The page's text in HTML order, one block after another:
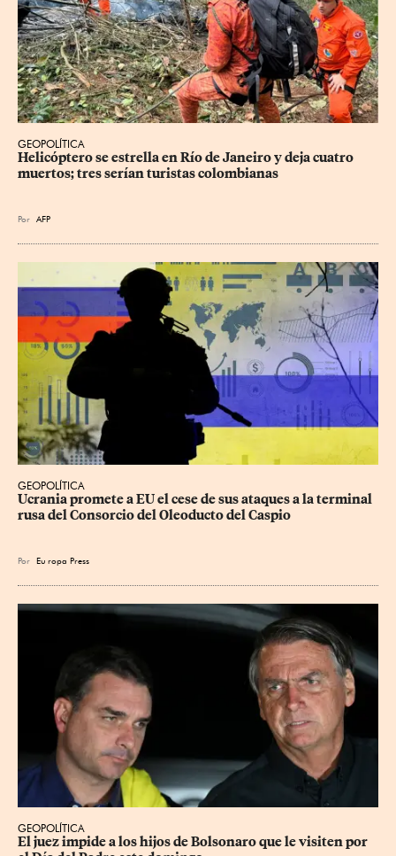
GEOPOLÍTICA
Helicóptero se estrella en Río de Janeiro y deja cuatro
muertos; tres serían turistas colombianas
Por AFP
GEOPOLÍTICA
Ucrania promete a EU el cese de sus ataques a la terminal
rusa del Consorcio del Oleoducto del Caspio
Por Eu ropa Press
GEOPOLÍTICA
El juez impide a los hijos de Bolsonaro que le visiten por